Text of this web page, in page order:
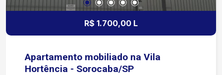
R$ 1.700,00 L
Apartamento mobiliado na Vila
Hortência - Sorocaba/SP